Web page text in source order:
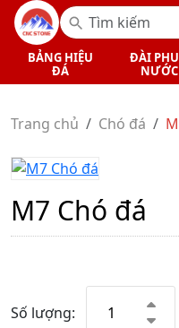
BẢNG HIỆU
ĐÁ
ĐÀI
NƯỚC
Trang chủ Chó đá
M7 Chó đá
Số lượng: